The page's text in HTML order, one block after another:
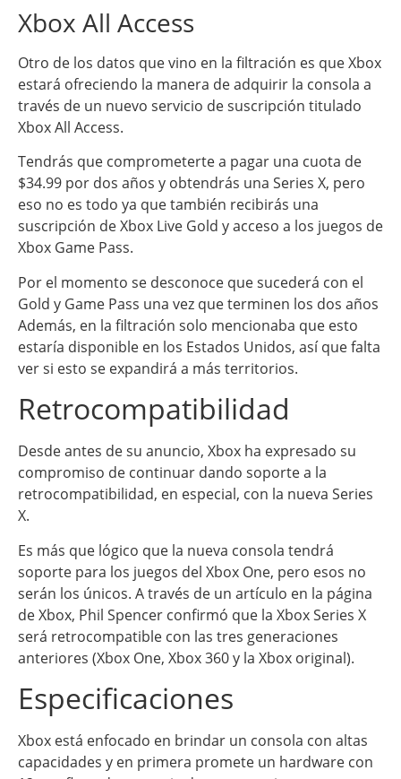
Xbox All Access
Otro de los datos que vino en la filtración es que Xbox
estará ofreciendo la manera de adquirir la consola a
través de un nuevo servicio de suscripción titulado
Xbox All Access.
Tendrás que comprometerte a pagar una cuota de
$34.99 por dos años y obtendrás una Series X, pero
eso no es todo ya que también recibirás una
suscripción de Xbox Live Gold y acceso a los juegos de
Xbox Game Pass.
Por el momento se desconoce que sucederá con el
Gold y Game Pass una vez que terminen los dos años
Además, en la filtración solo mencionaba que esto
estaría disponible en los Estados Unidos, así que falta
ver si esto se expandirá a más territorios.
Retrocompatibilidad
Desde antes de su anuncio, Xbox ha expresado su
compromiso de continuar dando soporte a la
retrocompatibilidad, en especial, con la nueva Series
X.
Es más que lógico que la nueva consola tendrá
soporte para los juegos del Xbox One, pero esos no
serán los únicos. A través de un artículo en la página
de Xbox, Phil Spencer confirmó que la Xbox Series X
será retrocompatible con las tres generaciones
anteriores (Xbox One, Xbox 360 y la Xbox original).
Especificaciones
Xbox está enfocado en brindar un consola con altas
capacidades y en primera promete un hardware con